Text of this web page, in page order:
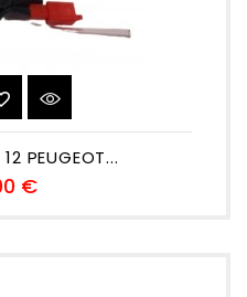
PEUGEOT...
€Precio